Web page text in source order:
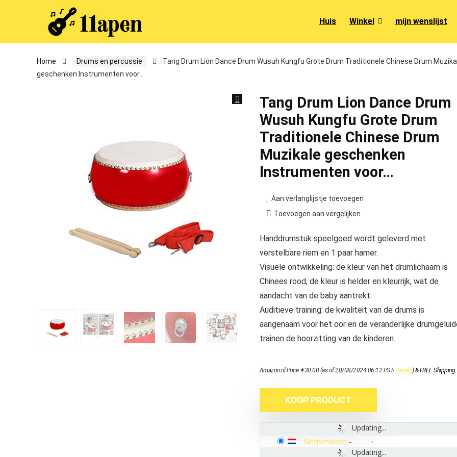
Huis Winkel mijn wenslijst
Home Drums en percussie
Tang Drum Lion Dance Drum Wusuh Kungfu Grote Drum Traditionele Chinese Drum
geschenken Instrumenten voor…
Tang Drum Lion Dance Drum
Wusuh Kungfu Grote Drum
Traditionele Chinese Drum
Muzikale geschenken
Instrumenten voor…
Aan verlanglijstje toevoegen
Toevoegen aan vergelijken
Handdrumstuk speelgoed wordt geleverd met
verstelbare riem en 1 paar hamer.
Visuele ontwikkeling: de kleur van het drumlichaam is
Chinees rood, de kleur is helder en kleurrijk, wat de
aandacht van de baby aantrekt.
Auditieve training: de kwaliteit van de drums is
aangenaam voor het oor en de veranderlijke
trainen de hoorzitting van de kinderen.
Amazon.nl Price:€30.00(as of 20/08/2024 06:12 PST-Details)&FREE Shipping.
KOOP PRODUCT
Updating...
Updating...
Netherlands -